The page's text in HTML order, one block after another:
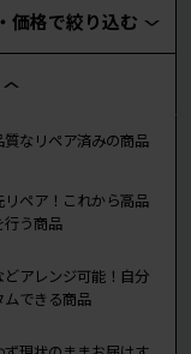
価格で絞り込む
質なリペア済みの商品
ペア！これから高品
行う商品
アレンジ可能！自分
できる商品